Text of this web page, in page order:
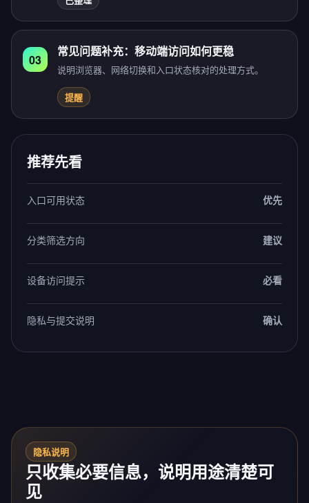
03
常见问题补充：移动端访问如何更稳
说明浏览器、网络切换和入口状态核对的处理方式。
提醒
推荐先看
入口可用状态 优先
分类筛选方向 建议
设备访问提示 必看
隐私与提交说明 确认
隐私说明
只收集必要信息，说明用途清楚可
见